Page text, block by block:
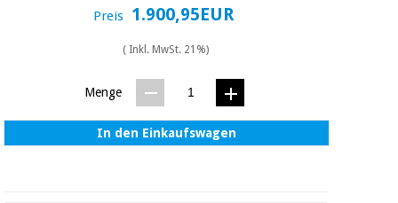
Sanitärkleiderschränke
Preis 1.900,95EUR
( Inkl. MwSt. 21%)
Menge
In den Einkaufswagen